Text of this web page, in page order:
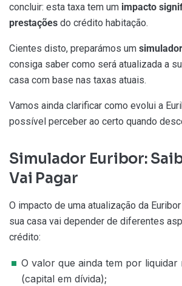
concluir: esta taxa tem um impacto
prestações do crédito habitação.
Cientes disto, preparámos um
consiga saber como será atualizada a
casa com base nas taxas atuais.
Vamos ainda clarificar como evolui a
possível perceber ao certo quando
Simulador Euribor:
Vai Pagar
O impacto de uma atualização da
sua casa vai depender de diferentes
crédito:
O valor que ainda tem por liquidar
(capital em dívida);